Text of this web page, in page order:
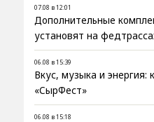
07.08 в 12:01
Дополнительные
установят на
06.08 в 15:39
Вкус, музыка и энергия:
«СырФест»
06.08 в 15:18